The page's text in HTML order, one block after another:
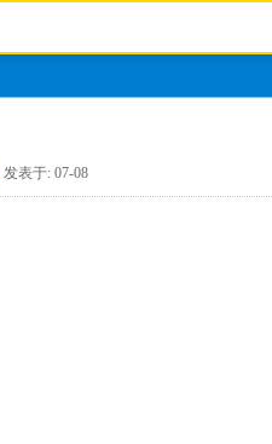
发表于: 07-08